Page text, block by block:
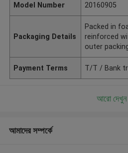
Model Number 20160905
Packaging Details
Packed in
reinforced
outer
Payment Terms T/T / Bank
আরো দেখুন
আমাদের সম্পর্কে